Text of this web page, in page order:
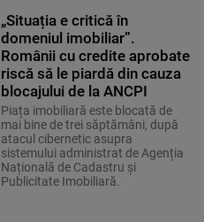
„Situația e critică în
domeniul imobiliar”.
Românii cu credite aprobate
riscă să le piardă din cauza
blocajului de la ANCPI
Piața imobiliară este blocată de
mai bine de trei săptămâni, după
atacul cibernetic asupra
sistemului administrat de Agenția
Națională de Cadastru și
Publicitate Imobiliară.